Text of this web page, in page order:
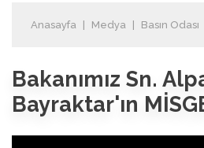
Anasayfa Medya Basın Odası
Bakanımız Sn.
Bayraktar'ın